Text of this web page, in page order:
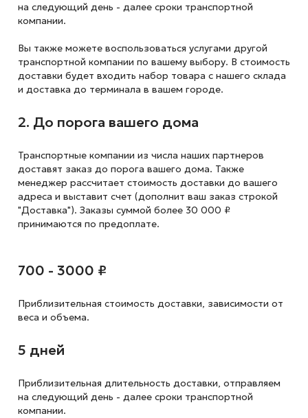
на следующий день - далее сроки транспортной
компании.
Вы также можете воспользоваться услугами другой
транспортной компании по вашему выбору. В стоимость
доставки будет входить набор товара с нашего склада
и доставка до терминала в вашем городе.
2. До порога вашего дома
Транспортные компании из числа наших партнеров
доставят заказ до порога вашего дома. Также
менеджер рассчитает стоимость доставки до вашего
адреса и выставит счет (дополнит ваш заказ строкой
"Доставка"). Заказы суммой более 30 000 ₽
принимаются по предоплате.
700 - 3000 ₽
Приблизительная стоимость доставки, зависимости от
веса и объема.
5 дней
Приблизительная длительность доставки, отправляем
на следующий день - далее сроки транспортной
компании.